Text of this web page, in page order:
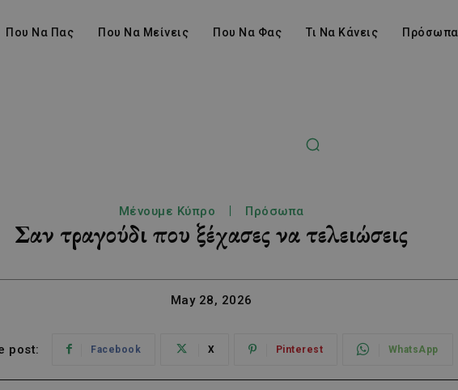
Που Να Πας Που Να Μείνεις Που Να Φας Τι Να Κάνεις Πρόσωπα
Μένουμε Κύπρο Πρόσωπα
Σαν τραγούδι που ξέχασες να τελειώσεις
May 28, 2026
post: Facebook X Pinterest WhatsApp